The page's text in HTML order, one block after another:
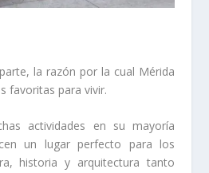
la razón por la cual Mérida
favoritas para vivir.
actividades en su mayoría
un lugar perfecto para los
historia y arquitectura tanto